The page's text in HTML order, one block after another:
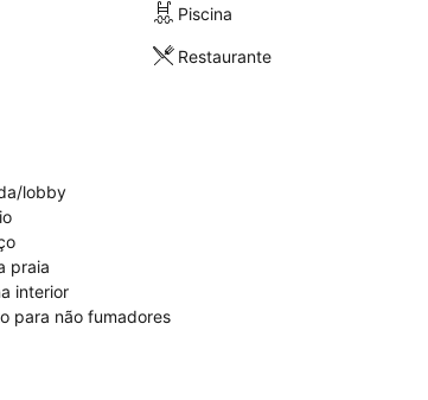
Piscina
Restaurante
lobby
praia
interior
para não fumadores